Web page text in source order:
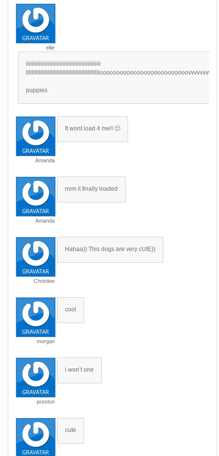
ellie
iiiiiiiiiiiiiiiiiiiiiiiiiiiiiiiiiiiiiiiiiiiiiiiiiii
puppies
Amanda
It wont load 4 me!! 🙁
Amanda
nvm it finally loaded
Christine
Hahaa)) This dogs are very cUtE))
morgan
cool
preston
i won’t one
cute